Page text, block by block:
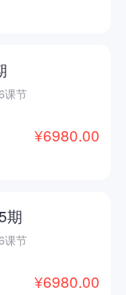
课节
¥6980.00
期
课节
¥6980.00